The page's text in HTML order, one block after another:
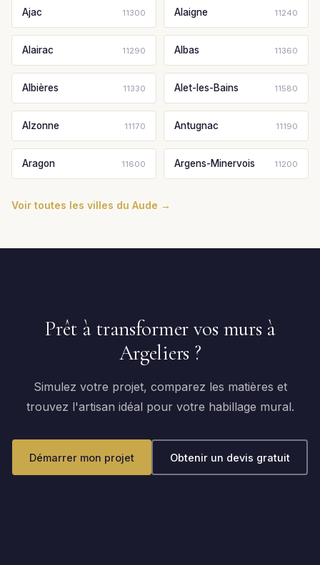
Ajac 11300 Alaigne 11240
Alairac 11290 Albas 11360
Albières 11330 Alet-les-Bains 11580
Alzonne 11170 Antugnac 11190
Aragon 11600 Argens-Minervois 11200
Voir toutes les villes du Aude →
Prêt à transformer vos murs à
Argeliers ?
Simulez votre projet, comparez les matières et
trouvez l'artisan idéal pour votre habillage mural.
Démarrer mon projet Obtenir un devis gratuit